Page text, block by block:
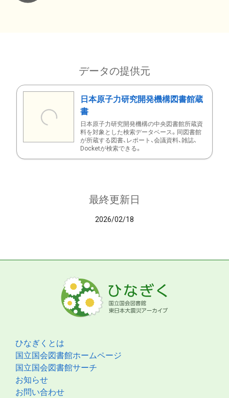
データの提供元
日本原子力研究開発機構図書館蔵
書
日本原子力研究開発機構の中央図書館所蔵資
料を対象とした検索データベース。同図書館
が所蔵する図書、レポート、会議資料、雑誌、
Docketが検索できる。
最終更新日
2026/02/18
ひなぎくとは
国立国会図書館ホームページ
国立国会図書館サーチ
お知らせ
お問い合わせ